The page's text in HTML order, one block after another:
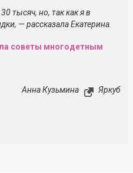
тысяч, но, так как я в
— рассказала Екатерина.
советы многодетным
Анна Кузьмина Яркуб